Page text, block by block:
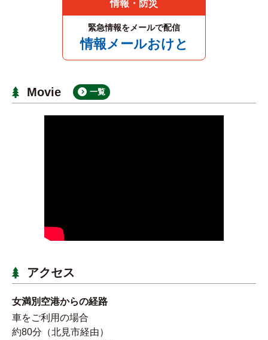
情報・防災
緊急情報をメールで配信
情報メールおけと
Movie 一覧
アクセス
女満別空港からの経路
車をご利用の場合
約80分（北見市経由）